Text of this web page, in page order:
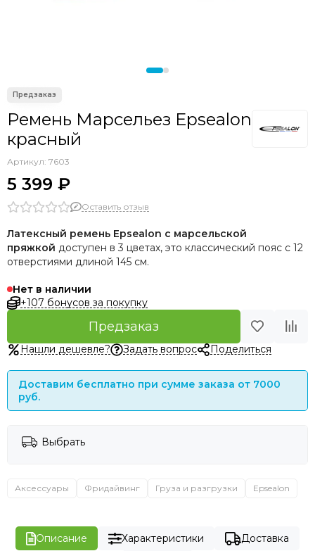
Ремень Марсельез Epsealon
красный
Артикул: 7603
5 399 ₽
Оставить отзыв
Латексный ремень Epsealon с марсельской
пряжкой доступен в 3 цветах, это классический пояс с 12
отверстиями длиной 145 см.
Нет в наличии
+107 бонусов за покупку
Предзаказ
Нашли дешевле? Задать вопрос Поделиться
Доставим бесплатно при сумме заказа от 7000
руб.
Выбрать
Аксессуары Фридайвинг Груза и разгрузки Epsealon
Описание Характеристики
Доставка